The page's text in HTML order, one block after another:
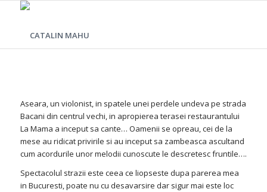
Aseara, un violonist, in spatele unei perdele undeva pe strada
Bacani din centrul vechi, in apropierea terasei restaurantului
La Mama a inceput sa cante… Oamenii se opreau, cei de la
mese au ridicat privirile si au inceput sa zambeasca ascultand
cum acordurile unor melodii cunoscute le descretesc fruntile….
Spectacolul strazii este ceea ce liopseste dupa parerea mea
in Bucuresti, poate nu cu desavarsire dar sigur mai este loc